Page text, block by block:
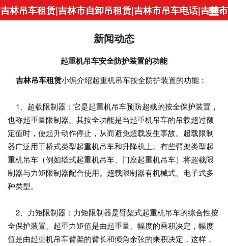
吉林吊车租赁|吉林市自卸吊租赁|吉林市吊车电话|吉林市
吊装公司-吉林市博哥吊车租赁
新闻动态
起重机吊车安全防护装置的功能
吉林吊车租赁小编介绍起重机吊车按全防护装置的功能：
1、超载限制器：它是起重机吊车预防超载的按全保护装置，
也称起重量限制器。其按全功能是当起重机吊车的吊载超过额
定值时，使起升动作停止，从而避免超载发生事故。超载限制
器广泛用于桥式类型起重机吊车和升降机上。有些臂架类型起
重机吊车（例如塔式起重机吊车、门座起重机吊车）将超载限
制器与力矩限制器配合使用。超载限制器有机械式、电子式多
种类型。
2、力矩限制器：力矩限制器是臂架式起重机吊车的综合性按
全保护装置。起重力矩值是由起重量、幅度的乘积决定，幅度
值是由起重机吊车臂架的臂长和倾角余弦的乘积决定，这样，